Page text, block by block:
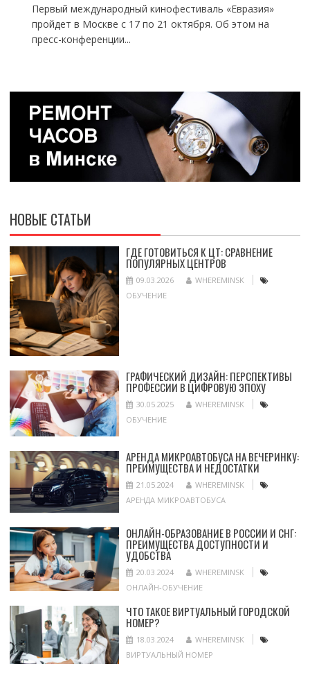
Первый международный кинофестиваль «Евразия»
пройдет в Москве с 17 по 21 октября. Об этом на
пресс-конференции...
НОВЫЕ СТАТЬИ
ГДЕ ГОТОВИТЬСЯ К ЦТ: СРАВНЕНИЕ
ПОПУЛЯРНЫХ ЦЕНТРОВ
09.03.2026
WHEREMINSK
ОБУЧЕНИЕ
ГРАФИЧЕСКИЙ ДИЗАЙН: ПЕРСПЕКТИВЫ
ПРОФЕССИИ В ЦИФРОВУЮ ЭПОХУ
30.05.2025
WHEREMINSK
ОБУЧЕНИЕ
АРЕНДА МИКРОАВТОБУСА НА ВЕЧЕРИНКУ:
ПРЕИМУЩЕСТВА И НЕДОСТАТКИ
21.05.2024
WHEREMINSK
АРЕНДА МИКРОАВТОБУСА
ОНЛАЙН-ОБРАЗОВАНИЕ В РОССИИ И СНГ:
ПРЕИМУЩЕСТВА ДОСТУПНОСТИ И
УДОБСТВА
20.03.2024
WHEREMINSK
ОНЛАЙН-ОБУЧЕНИЕ
ЧТО ТАКОЕ ВИРТУАЛЬНЫЙ ГОРОДСКОЙ
НОМЕР?
18.03.2024
WHEREMINSK
ВИРТУАЛЬНЫЙ НОМЕР